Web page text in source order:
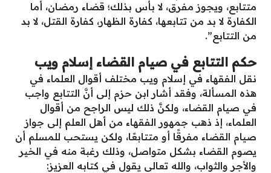
متتابع، ويجوز مفرق، لا بأس بذلك؛ قضاء رمضان، أما
الكفارة لا بد من تتابعها، كفارة الظهار، كفارة القتل، لا بد
من التتابع”.
حكم التتابع في صيام القضاء إسلام ويب
نقل الفقهاء في إسلام ويب مختلف أقوال العلماء في
هذه المسألة، وفقد أشار ابن حزم إلى أنَّ التتابع واجب
في صيام القضاء، ولكنَّ ذلك ليس الراجح من أقوال
العلماء، إذ ذهب جمهور الفقهاء من أهل العلم إلى جواز
صيام القضاء مفرقًا أو متتابعًا، ولكن يستحب للمسلم أن
يصوم القضاء بشكل متواصل، وذلك رغبة منه في الخير
والأجر والثواب، والله تعالى يقول في كتابه العزيز: